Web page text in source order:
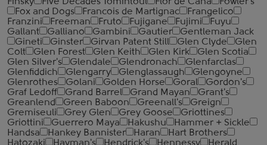
Fox and Dogs
Francois de Martignac
Frangelico
Franzini
Freeman Fruto Fujigane Fujimi
Fuyu
Gallant
Galliano Gambini Gautier
Gentleman Jack
Gineti
Ginster Girvan Patent Still Glen Clyde
Glen
Colt
Glen Forest Glen Keith Glen Kirk
Glen Scotia
Glen Silver's
Glendale Glendronach
Glenfarclas
Glenfiddich
Glengarry Glenglassaugh
Glengoyne
Glenrothes
Golani Golden Horse Goral
Gordon's
Graf Ledoff
Grand Barrel Grand Mayan
Grant's
Greanlend
Green Baboon Greenall's
Greign
Gremiseuli
Grey Glen Grey Goose
Griottines
Griottini
Guerrero Maya Hakushu
Hammer + Sickle
Handsa
Hankey Bannister Haran
Hart Brothers